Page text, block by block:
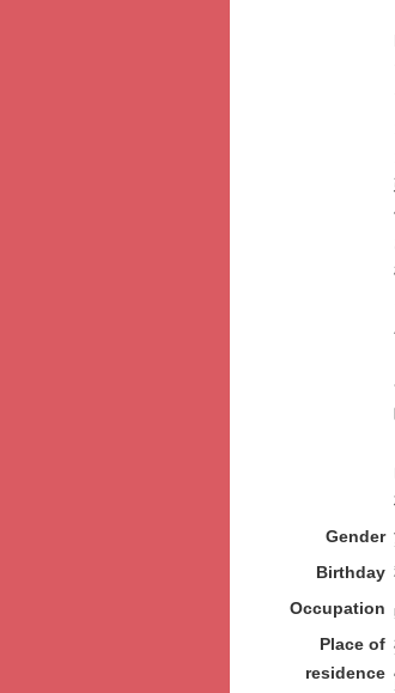
Gender
Birthday
Occupation
Place of
residence